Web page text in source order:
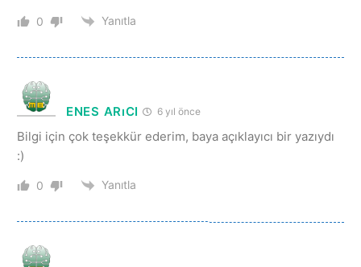
0 Yanıtla
ENES ARıCI 6 yıl önce
Bilgi için çok teşekkür ederim, baya açıklayıcı bir yazıydı
:)
0 Yanıtla